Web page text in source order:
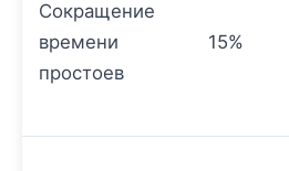
Сокращение
времени
простоев
15%